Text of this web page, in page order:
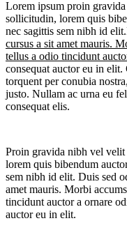
Lorem ipsum proin
sollicitudin, lorem quis
nec sagittis sem nibh id
cursus a sit amet mauris.
tellus a odio tincidunt
consequat auctor eu in
torquent per conubia
justo. Nullam ac urna eu
consequat elis.
Proin gravida nibh vel
lorem quis bibendum
sem nibh id elit. Duis sed
amet mauris. Morbi
tincidunt auctor a ornare
auctor eu in elit.